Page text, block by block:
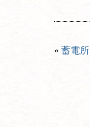
« 蓄電所